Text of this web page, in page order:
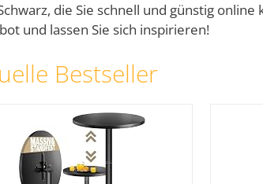
die Sie schnell und günstig online
und lassen Sie sich inspirieren!
Bestseller